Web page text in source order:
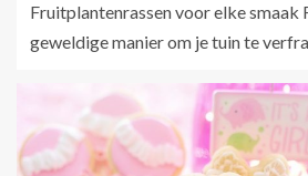
Fruitplantenrassen voor elke smaak
geweldige manier om je tuin te